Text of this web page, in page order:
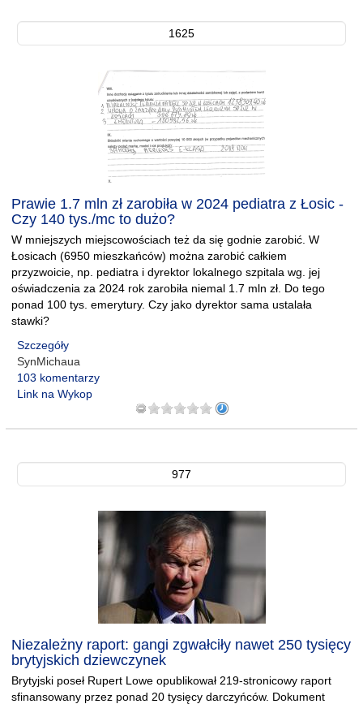
1625
Prawie 1.7 mln zł zarobiła w 2024 pediatra z Łosic -
Czy 140 tys./mc to dużo?
W mniejszych miejscowościach też da się godnie zarobić. W
Łosicach (6950 mieszkańców) można zarobić całkiem
przyzwoicie, np. pediatra i dyrektor lokalnego szpitala wg. jej
oświadczenia za 2024 rok zarobiła niemal 1.7 mln zł. Do tego
ponad 100 tys. emerytury. Czy jako dyrektor sama ustalała
stawki?
Szczegóły
SynMichaua
103 komentarzy
Link na Wykop
977
Niezależny raport: gangi zgwałciły nawet 250 tysięcy
brytyjskich dziewczynek
Brytyjski poseł Rupert Lowe opublikował 219-stronicowy raport
sfinansowany przez ponad 20 tysięcy darczyńców. Dokument